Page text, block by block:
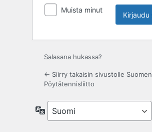
Muista minut
Salasana hukassa?
← Siirry takaisin sivustolle Suomen
Pöytätennisliitto
Kieli